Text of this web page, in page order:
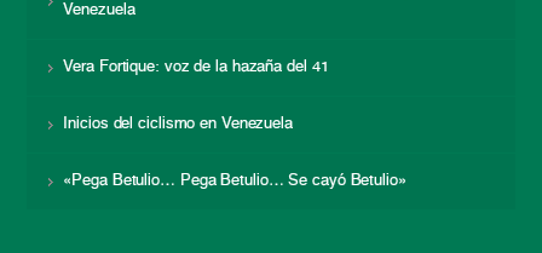
Venezuela
Vera Fortique: voz de la hazaña del 41
Inicios del ciclismo en Venezuela
«Pega Betulio… Pega Betulio… Se cayó Betulio»